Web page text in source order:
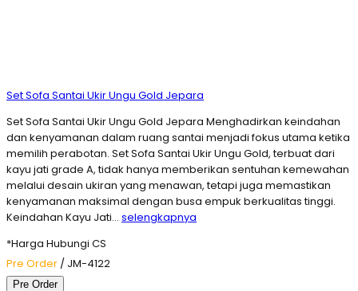
Set Sofa Santai Ukir Ungu Gold Jepara
Set Sofa Santai Ukir Ungu Gold Jepara Menghadirkan keindahan
dan kenyamanan dalam ruang santai menjadi fokus utama ketika
memilih perabotan. Set Sofa Santai Ukir Ungu Gold, terbuat dari
kayu jati grade A, tidak hanya memberikan sentuhan kemewahan
melalui desain ukiran yang menawan, tetapi juga memastikan
kenyamanan maksimal dengan busa empuk berkualitas tinggi.
Keindahan Kayu Jati… selengkapnya
*Harga Hubungi CS
Pre Order / JM-4122
Pre Order